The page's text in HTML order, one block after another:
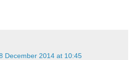
December 2014 at 10:45